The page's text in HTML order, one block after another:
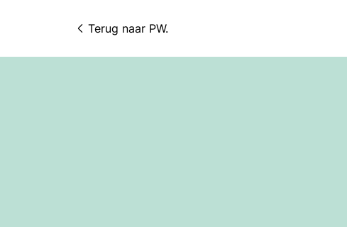
Terug naar PW.